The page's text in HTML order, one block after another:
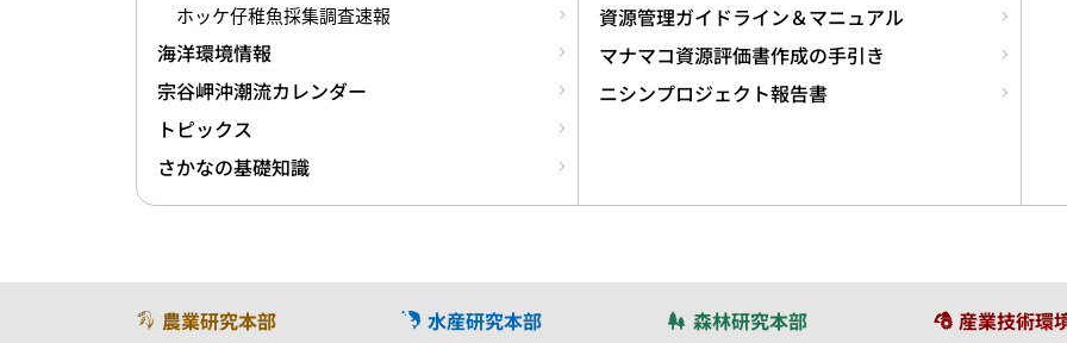
ホッケ仔稚魚採集調査速報
海洋環境情報
宗谷岬沖潮流カレンダー
トピックス
さかなの基礎知識
資源管理ガイドライン＆マニュアル
マナマコ資源評価書作成の手引き
ニシンプロジェクト報告書
農業研究本部
水産研究本部
森林研究本部
産業技術環